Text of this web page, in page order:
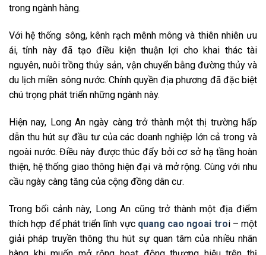
trong ngành hàng.
Với hệ thống sông, kênh rạch mênh mông và thiên nhiên ưu
ái, tỉnh này đã tạo điều kiện thuận lợi cho khai thác tài
nguyên, nuôi trồng thủy sản, vận chuyển bằng đường thủy và
du lịch miền sông nước. Chính quyền địa phương đã đặc biệt
chú trọng phát triển những ngành này.
Hiện nay, Long An ngày càng trở thành một thị trường hấp
dẫn thu hút sự đầu tư của các doanh nghiệp lớn cả trong và
ngoài nước. Điều này được thúc đẩy bởi cơ sở hạ tầng hoàn
thiện, hệ thống giao thông hiện đại và mở rộng. Cùng với nhu
cầu ngày càng tăng của cộng đồng dân cư.
Trong bối cảnh này, Long An cũng trở thành một địa điểm
thích hợp để phát triển lĩnh vực quang cao ngoai troi – một
giải pháp truyền thông thu hút sự quan tâm của nhiều nhãn